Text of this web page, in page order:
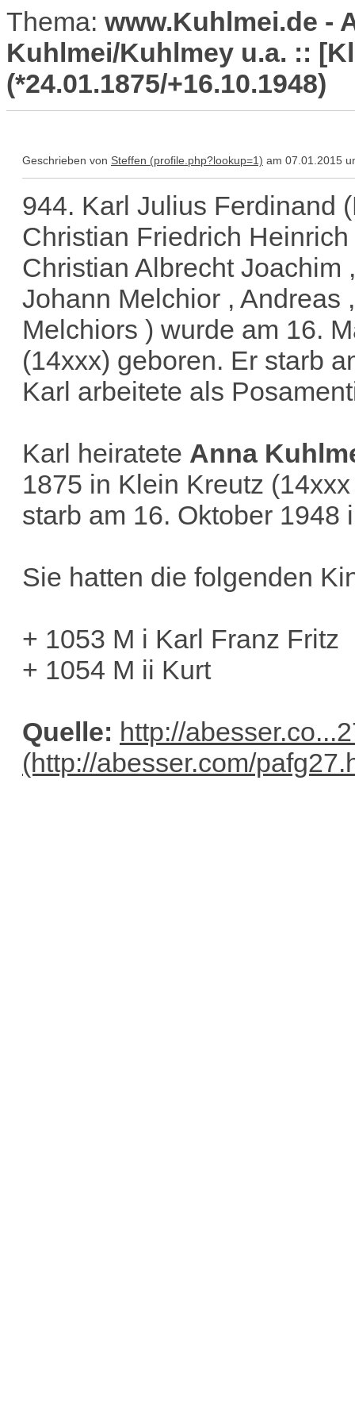
Thema: www.Kuhlmei.de -
Kuhlmei/Kuhlmey u.a. ::
(*24.01.1875/+16.10.1948)
Geschrieben von Steffen am 07.01.2015
944. Karl Julius Ferdinand
Christian Friedrich
Christian Albrecht
Johann Melchior , Andreas
Melchiors ) wurde am 16.
(14xxx) geboren. Er starb
Karl arbeitete als
Karl heiratete Anna
1875 in Klein Kreutz
starb am 16. Oktober 1948
Sie hatten die folgenden
+ 1053 M i Karl Franz Fritz
+ 1054 M ii Kurt
Quelle: http://